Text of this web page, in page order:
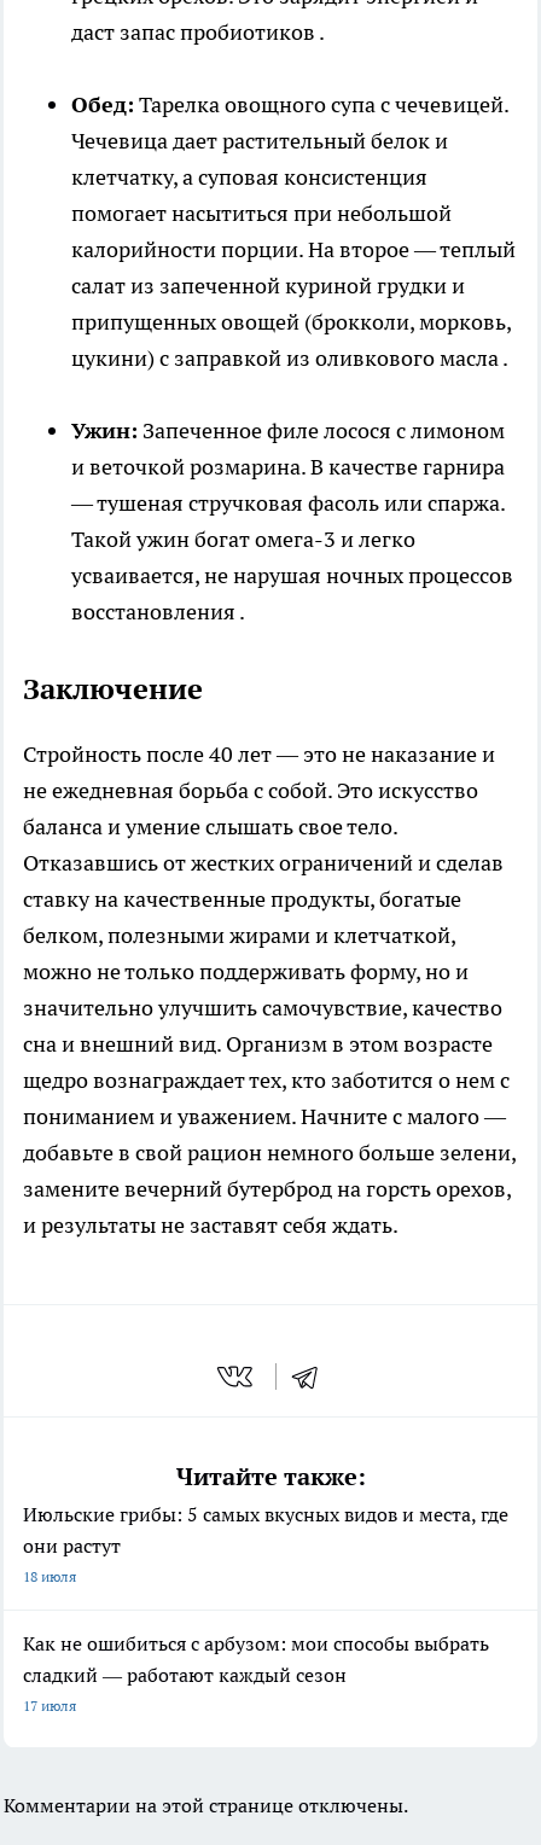
даст запас пробиотиков .
Обед: Тарелка овощного супа с чечевицей.
Чечевица дает растительный белок и
клетчатку, а суповая консистенция
помогает насытиться при небольшой
калорийности порции. На второе — теплый
салат из запеченной куриной грудки и
припущенных овощей (брокколи, морковь,
цукини) с заправкой из оливкового масла .
Ужин: Запеченное филе лосося с лимоном
и веточкой розмарина. В качестве гарнира
— тушеная стручковая фасоль или спаржа.
Такой ужин богат омега-3 и легко
усваивается, не нарушая ночных процессов
восстановления .
Заключение
Стройность после 40 лет — это не наказание и
не ежедневная борьба с собой. Это искусство
баланса и умение слышать свое тело.
Отказавшись от жестких ограничений и сделав
ставку на качественные продукты, богатые
белком, полезными жирами и клетчаткой,
можно не только поддерживать форму, но и
значительно улучшить самочувствие, качество
сна и внешний вид. Организм в этом возрасте
щедро вознаграждает тех, кто заботится о нем с
пониманием и уважением. Начните с малого —
добавьте в свой рацион немного больше зелени,
замените вечерний бутерброд на горсть орехов,
и результаты не заставят себя ждать.
Читайте также:
Июльские грибы: 5 самых вкусных видов и места, где
они растут
18 июля
Как не ошибиться с арбузом: мои способы выбрать
сладкий — работают каждый сезон
17 июля
Комментарии на этой странице отключены.